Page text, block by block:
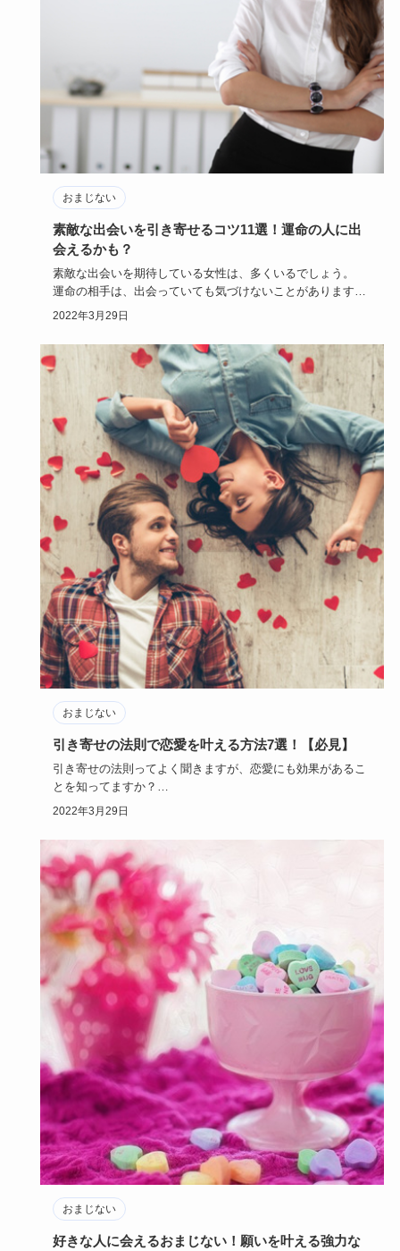
おまじない
素敵な出会いを引き寄せるコツ11選！運命の人に出
会えるかも？
素敵な出会いを期待している女性は、多くいるでしょう。
運命の相手は、出会っていても気づけないことがあります。
素敵な出…
2022年3月29日
おまじない
引き寄せの法則で恋愛を叶える方法7選！【必見】
引き寄せの法則ってよく聞きますが、恋愛にも効果があるこ
とを知ってますか？
引き寄せの法則は、意識的な問題ではないの？と思…
2022年3月29日
おまじない
好きな人に会えるおまじない！願いを叶える強力な